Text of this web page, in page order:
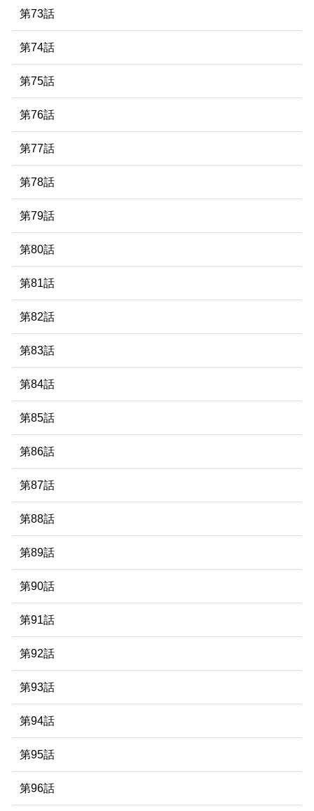
第73話
第74話
第75話
第76話
第77話
第78話
第79話
第80話
第81話
第82話
第83話
第84話
第85話
第86話
第87話
第88話
第89話
第90話
第91話
第92話
第93話
第94話
第95話
第96話